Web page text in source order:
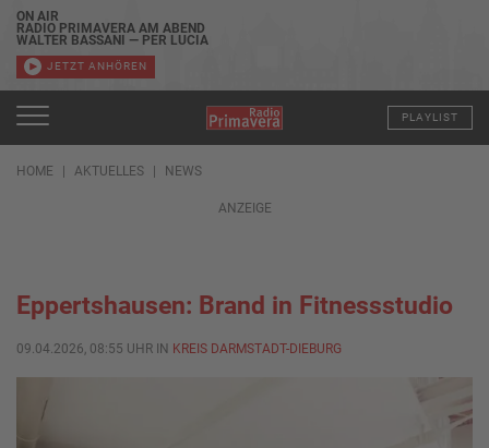
ON AIR
RADIO PRIMAVERA AM ABEND
WALTER BASSANI — PER LUCIA
JETZT ANHÖREN
PLAYLIST
HOME AKTUELLES NEWS
ANZEIGE
Eppertshausen: Brand in Fitnessstudio
09.04.2026, 08:55 UHR IN KREIS DARMSTADT-DIEBURG